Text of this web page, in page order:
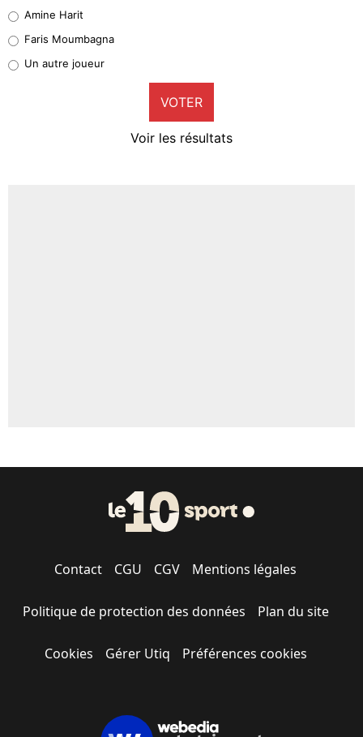
1%
9%
Amine Harit
Faris Moumbagna
Un autre joueur
VOTER
Voir les résultats
Contact CGU CGV Mentions légales
Politique de protection des données Plan du site
Cookies Gérer Utiq Préférences cookies